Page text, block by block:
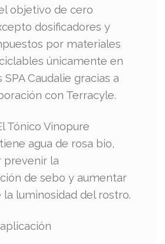
objetivo de cero
dosificadores y
por materiales
únicamente en
SPA Caudalie gracias a
con Terracyle.
Tónico Vinopure
agua de rosa bio,
prevenir la
de sebo y aumentar
luminosidad del rostro.